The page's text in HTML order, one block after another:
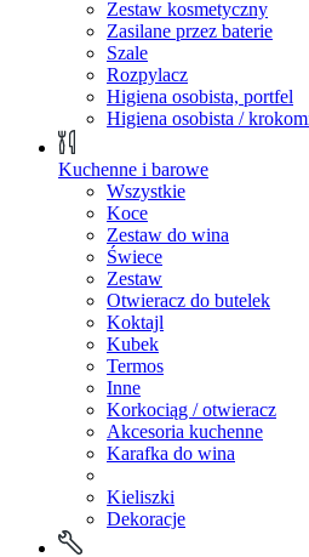
Zestaw kosmetyczny
Zasilane przez baterie
Szale
Rozpylacz
Higiena osobista, portfel
Higiena osobista /
Kuchenne i barowe
Wszystkie
Koce
Zestaw do wina
Świece
Zestaw
Otwieracz do butelek
Koktajl
Kubek
Termos
Inne
Korkociąg / otwieracz
Akcesoria kuchenne
Karafka do wina
Kieliszki
Dekoracje